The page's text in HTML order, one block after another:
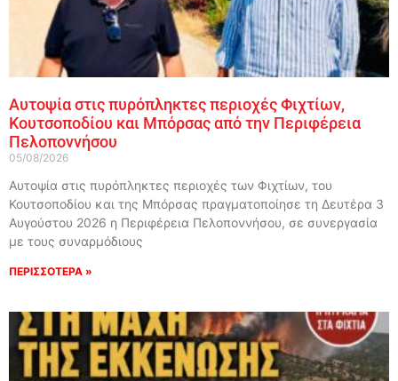
Αυτοψία στις πυρόπληκτες περιοχές Φιχτίων,
Κουτσοποδίου και Μπόρσας από την Περιφέρεια
Πελοποννήσου
05/08/2026
Αυτοψία στις πυρόπληκτες περιοχές των Φιχτίων, του
Κουτσοποδίου και της Μπόρσας πραγματοποίησε τη Δευτέρα 3
Αυγούστου 2026 η Περιφέρεια Πελοποννήσου, σε συνεργασία
με τους συναρμόδιους
ΠΕΡΙΣΣΟΤΕΡΑ »